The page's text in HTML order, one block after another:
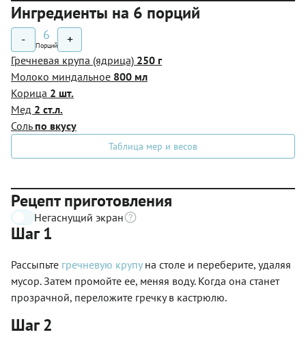
Ингредиенты на 6 порций
- 6
Порций +
Гречневая крупа (ядрица) 250 г
Молоко миндальное 800 мл
Корица 2 шт.
Мед 2 ст.л.
Соль по вкусу
Таблица мер и весов
Рецепт приготовления
Негаснущий экран
Шаг 1
Рассыпьте гречневую крупуна столе и переберите, удаляя
мусор. Затем промойте ее, меняя воду. Когда она станет
прозрачной, переложите гречку в кастрюлю.
Шаг 2